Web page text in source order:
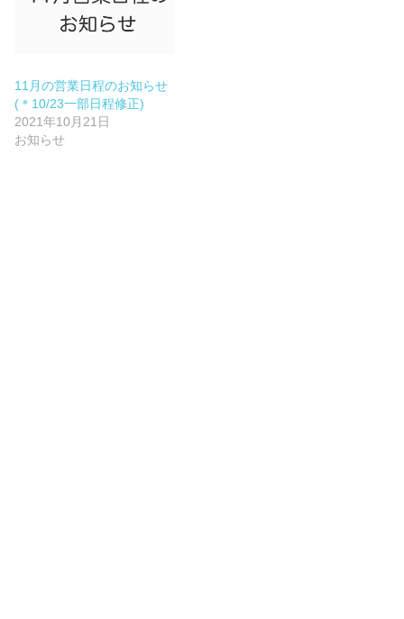
11月の営業日程のお知らせ
(＊10/23一部日程修正)
2021年10月21日
お知らせ